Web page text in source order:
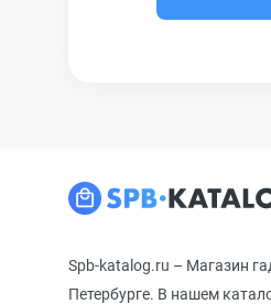
Spb-katalog.ru – Магазин
Петербурге. В нашем